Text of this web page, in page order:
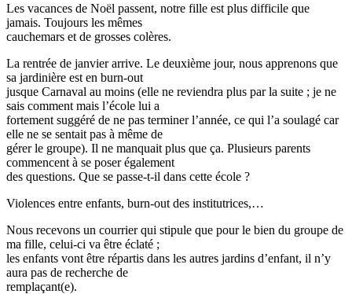
Les vacances de Noël passent, notre fille est plus difficile que
jamais. Toujours les mêmes
cauchemars et de grosses colères.
La rentrée de janvier arrive. Le deuxième jour, nous apprenons que
sa jardinière est en burn-out
jusque Carnaval au moins (elle ne reviendra plus par la suite ; je ne
sais comment mais l’école lui a
fortement suggéré de ne pas terminer l’année, ce qui l’a soulagé car
elle ne se sentait pas à même de
gérer le groupe). Il ne manquait plus que ça. Plusieurs parents
commencent à se poser également
des questions. Que se passe-t-il dans cette école ?
Violences entre enfants, burn-out des institutrices,…
Nous recevons un courrier qui stipule que pour le bien du groupe de
ma fille, celui-ci va être éclaté ;
les enfants vont être répartis dans les autres jardins d’enfant, il n’y
aura pas de recherche de
remplaçant(e).